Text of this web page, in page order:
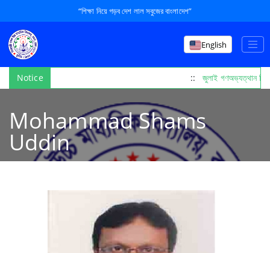
“শিক্ষা নিয়ে গড়ব দেশ লাল সবুজের বাংলাদেশ”
English
Notice :: জুলাই গণঅভ্যত্থান
Mohammad Shams
Uddin